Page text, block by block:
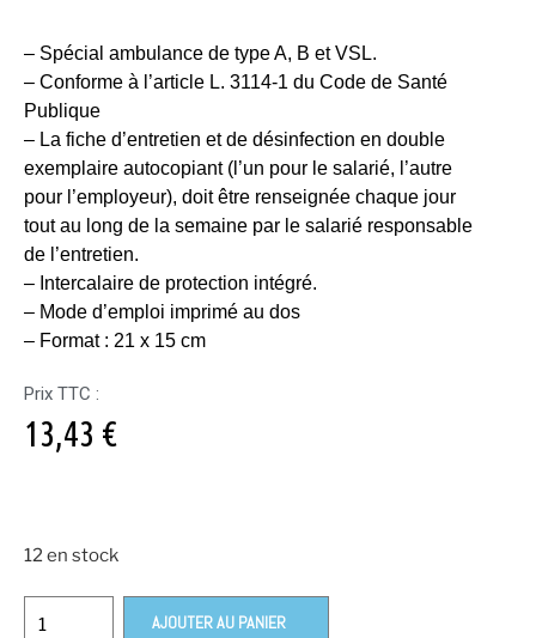
– Spécial ambulance de type A, B et VSL.
– Conforme à l’article L. 3114-1 du Code de Santé
Publique
– La fiche d’entretien et de désinfection en double
exemplaire autocopiant (l’un pour le salarié, l’autre
pour l’employeur), doit être renseignée chaque jour
tout au long de la semaine par le salarié responsable
de l’entretien.
– Intercalaire de protection intégré.
– Mode d’emploi imprimé au dos
– Format : 21 x 15 cm
Prix TTC :
13,43 €
12 en stock
AJOUTER AU PANIER